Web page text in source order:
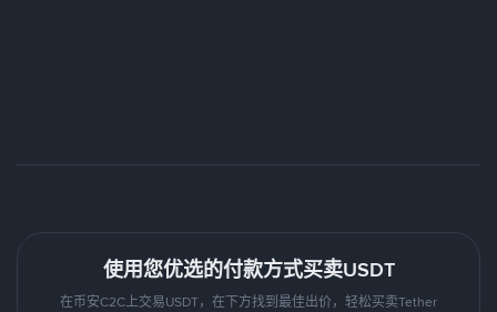
使用您优选的付款方式买卖USDT
在币安C2C上交易USDT，在下方找到最佳出价，轻松买卖Tether